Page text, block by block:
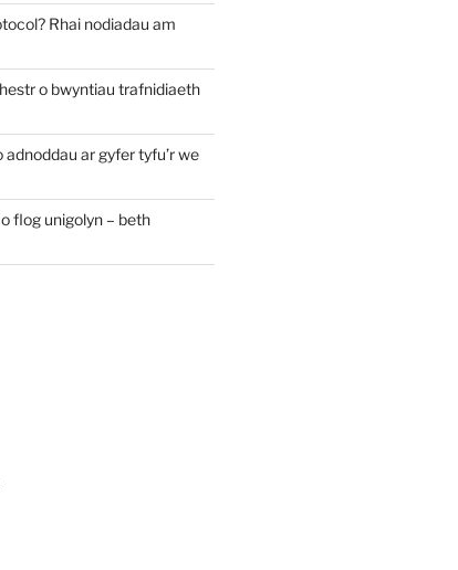
Rhai nodiadau am
o bwyntiau trafnidiaeth
ar gyfer tyfu’r we
flog unigolyn – beth